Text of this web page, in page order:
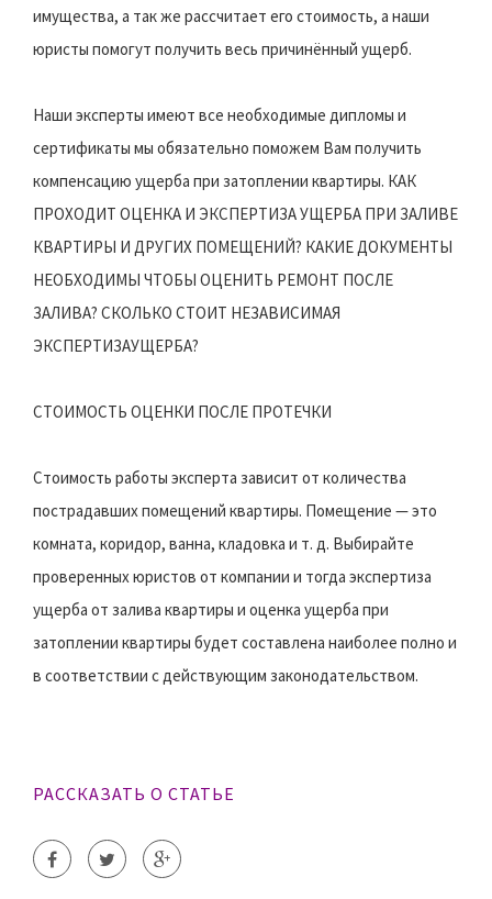
имущества, а так же рассчитает его стоимость, а наши
юристы помогут получить весь причинённый ущерб.
Наши эксперты имеют все необходимые дипломы и
сертификаты мы обязательно поможем Вам получить
компенсацию ущерба при затоплении квартиры. КАК
ПРОХОДИТ ОЦЕНКА И ЭКСПЕРТИЗА УЩЕРБА ПРИ ЗАЛИВЕ
КВАРТИРЫ И ДРУГИХ ПОМЕЩЕНИЙ? КАКИЕ ДОКУМЕНТЫ
НЕОБХОДИМЫ ЧТОБЫ ОЦЕНИТЬ РЕМОНТ ПОСЛЕ
ЗАЛИВА? СКОЛЬКО СТОИТ НЕЗАВИСИМАЯ
ЭКСПЕРТИЗАУЩЕРБА?
СТОИМОСТЬ ОЦЕНКИ ПОСЛЕ ПРОТЕЧКИ
Стоимость работы эксперта зависит от количества
пострадавших помещений квартиры. Помещение — это
комната, коридор, ванна, кладовка и т. д. Выбирайте
проверенных юристов от компании и тогда экспертиза
ущерба от залива квартиры и оценка ущерба при
затоплении квартиры будет составлена наиболее полно и
в соответствии с действующим законодательством.
РАССКАЗАТЬ О СТАТЬЕ